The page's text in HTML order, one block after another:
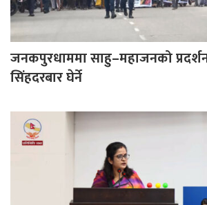
जनकपुरधाममा साहु–महाजनको
सिंहदरबार घेर्ने